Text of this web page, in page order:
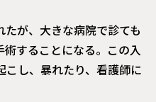
が、大きな病院で診ても
することになる。この入
し、暴れたり、看護師に